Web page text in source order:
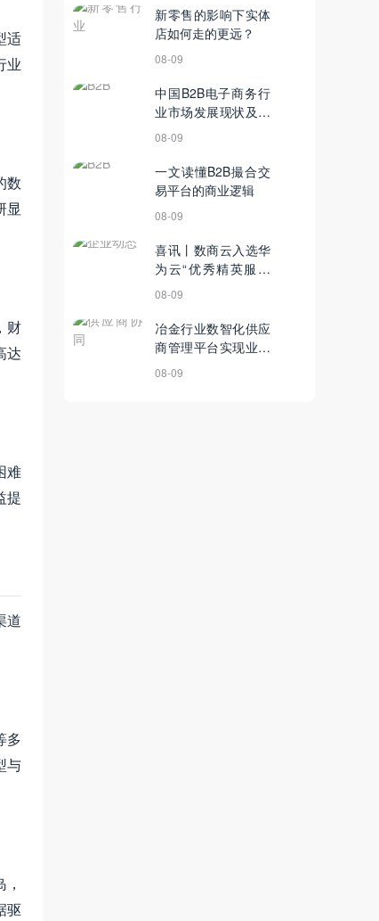
适
业
数
显
财
达
难
提
道
多
与
驱
新零售的影响下实体
店如何走的更远？
08-09
中国B2B电子商务行
业市场发展现状及未
来趋势分析
08-09
一文读懂B2B撮合交
易平台的商业逻辑
08-09
喜讯丨数商云入选华
为云“优秀精英服务
商”荣誉称号
08-09
冶金行业数智化供应
商管理平台实现业务
全链规范透明，构筑
08-09